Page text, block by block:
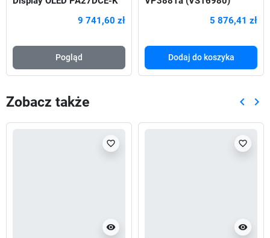
9 741,60 zł
Pogląd
5 876,41 zł
Dodaj do koszyka
Zobacz także keyboard_arrow_left keyboard_arrow_right
visibility
favorite_border
visibility
favorite_border